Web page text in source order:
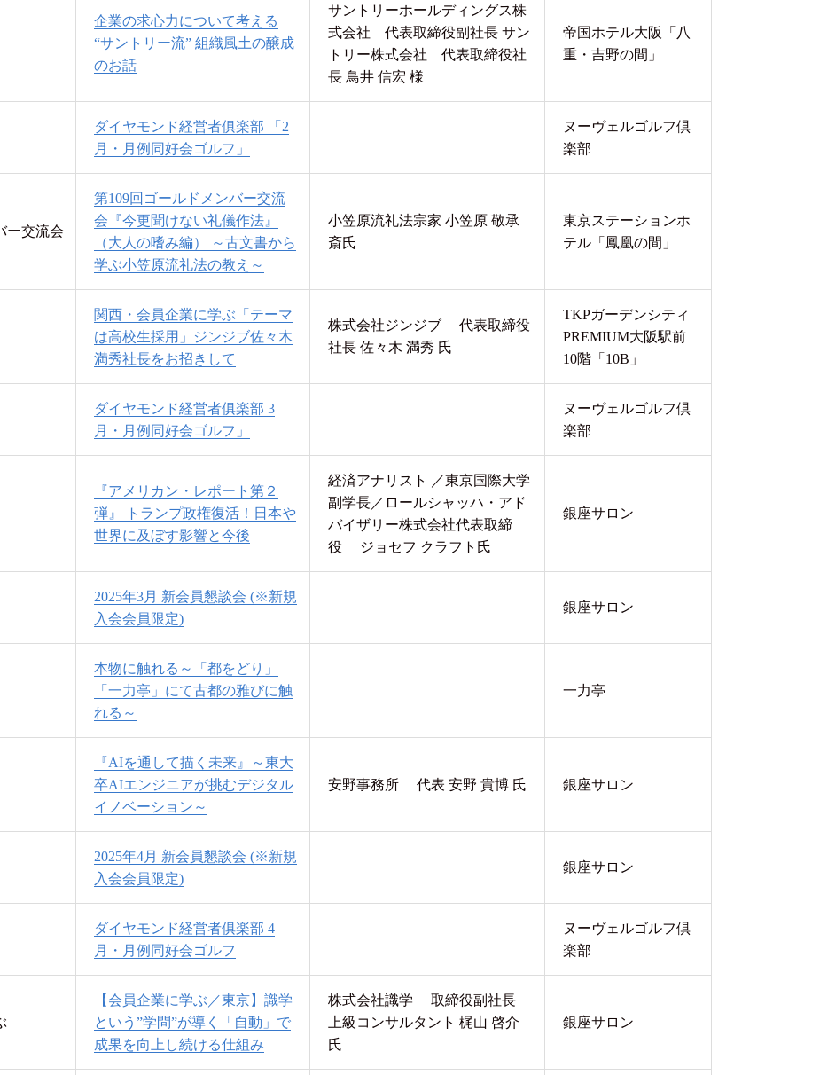
企業の求心力について考える
“サントリー流” 組織風土の醸成
のお話
サントリーホールディングス株
式会社 代表取締役副社長 サン
トリー株式会社 代表取締役社
長 鳥井 信宏 様
帝国ホテル大阪「八
重・吉野の間」
ダイヤモンド経営者俱楽部 「2
月・月例同好会ゴルフ」
ヌーヴェルゴルフ倶
楽部
ー交流会
第109回ゴールドメンバー交流
会『今更聞けない礼儀作法』
（大人の嗜み編） ～古文書から
学ぶ小笠原流礼法の教え～
小笠原流礼法宗家 小笠原 敬承
斎氏
東京ステーションホ
テル「鳳凰の間」
関西・会員企業に学ぶ「テーマ
は高校生採用」ジンジブ佐々木
満秀社長をお招きして
株式会社ジンジブ 代表取締役
社長 佐々木 満秀 氏
TKPガーデンシティ
PREMIUM大阪駅前
10階「10B」
ダイヤモンド経営者俱楽部 3
月・月例同好会ゴルフ」
ヌーヴェルゴルフ倶
楽部
『アメリカン・レポート第２
弾』 トランプ政権復活！日本や
世界に及ぼす影響と今後
経済アナリスト ／東京国際大学
副学長／ロールシャッハ・アド
バイザリー株式会社代表取締
役 ジョセフ クラフト氏
銀座サロン
2025年3月 新会員懇談会 (※新規
入会会員限定)
銀座サロン
本物に触れる～「都をどり」
「一力亭」にて古都の雅びに触
れる～
一力亭
『AIを通して描く未来』～東大
卒AIエンジニアが挑むデジタル
イノベーション～
安野事務所 代表 安野 貴博 氏 銀座サロン
2025年4月 新会員懇談会 (※新規
入会会員限定)
銀座サロン
ダイヤモンド経営者俱楽部 4
月・月例同好会ゴルフ
ヌーヴェルゴルフ倶
楽部
【会員企業に学ぶ／東京】識学
という”学問”が導く「自動」で
成果を向上し続ける仕組み
株式会社識学 取締役副社長
上級コンサルタント 梶山 啓介
氏
銀座サロン